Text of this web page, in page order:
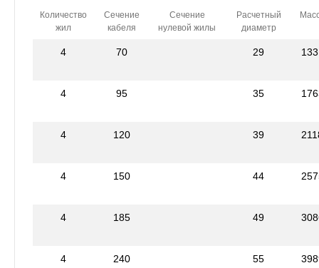
Количество
жил
Сечение
кабеля
Сечение
нулевой жилы
Расчетный
диаметр
4 70 29
4 95 35
4 120 39
4 150 44
4 185 49
4 240 55